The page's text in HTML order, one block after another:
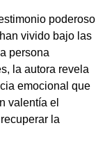
poderoso
vivido bajo las
persona
la autora revela
emocional que
valentía el
la